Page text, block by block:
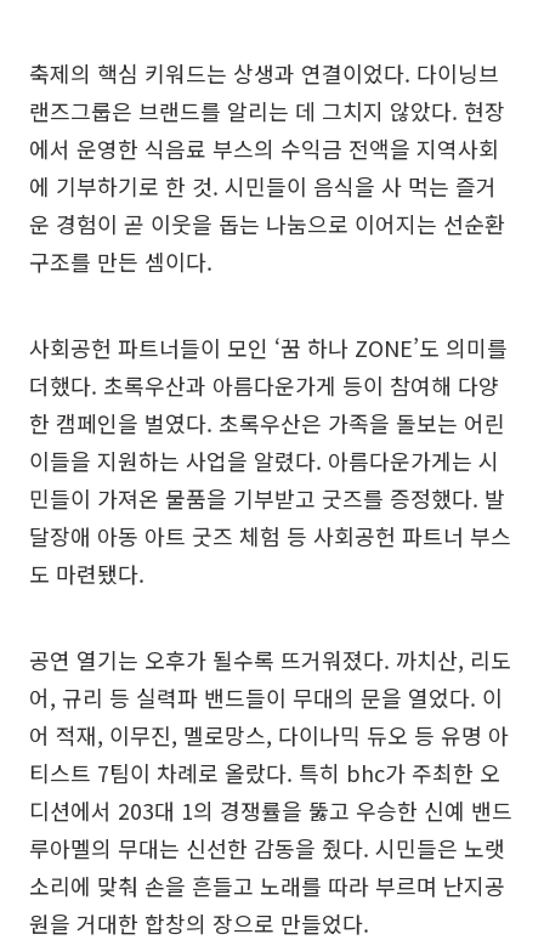
축제의 핵심 키워드는 상생과 연결이었다. 다이닝브
랜즈그룹은 브랜드를 알리는 데 그치지 않았다. 현장
에서 운영한 식음료 부스의 수익금 전액을 지역사회
에 기부하기로 한 것. 시민들이 음식을 사 먹는 즐거
운 경험이 곧 이웃을 돕는 나눔으로 이어지는 선순환
구조를 만든 셈이다.
사회공헌 파트너들이 모인 ‘꿈 하나 ZONE’도 의미를
더했다. 초록우산과 아름다운가게 등이 참여해 다양
한 캠페인을 벌였다. 초록우산은 가족을 돌보는 어린
이들을 지원하는 사업을 알렸다. 아름다운가게는 시
민들이 가져온 물품을 기부받고 굿즈를 증정했다. 발
달장애 아동 아트 굿즈 체험 등 사회공헌 파트너 부스
도 마련됐다.
공연 열기는 오후가 될수록 뜨거워졌다. 까치산, 리도
어, 규리 등 실력파 밴드들이 무대의 문을 열었다. 이
어 적재, 이무진, 멜로망스, 다이나믹 듀오 등 유명 아
티스트 7팀이 차례로 올랐다. 특히 bhc가 주최한 오
디션에서 203대 1의 경쟁률을 뚫고 우승한 신예 밴드
루아멜의 무대는 신선한 감동을 줬다. 시민들은 노랫
소리에 맞춰 손을 흔들고 노래를 따라 부르며 난지공
원을 거대한 합창의 장으로 만들었다.